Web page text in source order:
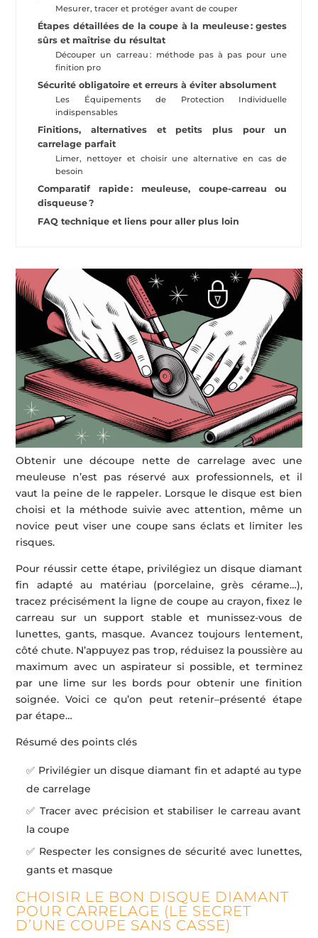
Mesurer, tracer et protéger avant de couper
Étapes détaillées de la coupe à la meuleuse : gestes
sûrs et maîtrise du résultat
Découper un carreau : méthode pas à pas pour une
finition pro
Sécurité obligatoire et erreurs à éviter absolument
Les Équipements de Protection Individuelle
indispensables
Finitions, alternatives et petits plus pour un
carrelage parfait
Limer, nettoyer et choisir une alternative en cas de
besoin
Comparatif rapide : meuleuse, coupe-carreau ou
disqueuse ?
FAQ technique et liens pour aller plus loin
Obtenir une découpe nette de carrelage avec une
meuleuse n’est pas réservé aux professionnels, et il
vaut la peine de le rappeler. Lorsque le disque est bien
choisi et la méthode suivie avec attention, même un
novice peut viser une coupe sans éclats et limiter les
risques.
Pour réussir cette étape, privilégiez un disque diamant
fin adapté au matériau (porcelaine, grès cérame…),
tracez précisément la ligne de coupe au crayon, fixez le
carreau sur un support stable et munissez-vous de
lunettes, gants, masque. Avancez toujours lentement,
côté chute. N’appuyez pas trop, réduisez la poussière au
maximum avec un aspirateur si possible, et terminez
par une lime sur les bords pour obtenir une finition
soignée. Voici ce qu’on peut retenir–présenté étape
par étape…
Résumé des points clés
✅ Privilégier un disque diamant fin et adapté au type
de carrelage
✅ Tracer avec précision et stabiliser le carreau avant
la coupe
✅ Respecter les consignes de sécurité avec lunettes,
gants et masque
CHOISIR LE BON DISQUE DIAMANT
POUR CARRELAGE (LE SECRET
D’UNE COUPE SANS CASSE)